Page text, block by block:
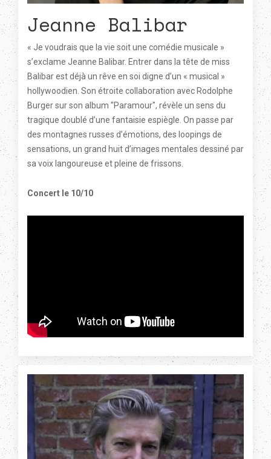
Jeanne Balibar
« Je voudrais que la vie soit une comédie musicale »
s’exclame Jeanne Balibar. Entrer dans la tête de miss
Balibar est déjà un rêve en soi digne d’un « musical »
hollywoodien. Son étroite collaboration avec Rodolphe
Burger sur son album "Paramour", révèle un sens du
tragique doublé d’une fantaisie espiègle. On passe par
des montagnes russes d’émotions, des loopings de
sensations, un grand huit d’images mentales dessiné par
sa voix langoureuse et pleine de frissons.
Concert le 10/10